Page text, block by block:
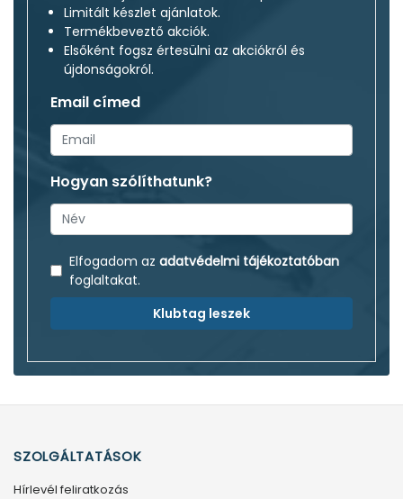
Limitált készlet ajánlatok.
Termékbeveztő akciók.
Elsőként fogsz értesülni az akciókról és
újdonságokról.
Email címed
Hogyan szólíthatunk?
Elfogadom az adatvédelmi tájékoztatóban
foglaltakat.
Klubtag leszek
SZOLGÁLTATÁSOK
Hírlevél feliratkozás